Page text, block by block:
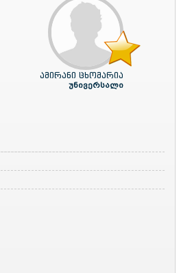
ამირანი ცხომარია
უნივერსალი